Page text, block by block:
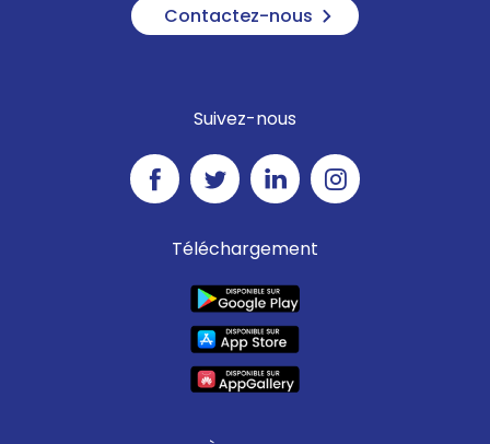
Contactez-nous
Suivez-nous
Téléchargement